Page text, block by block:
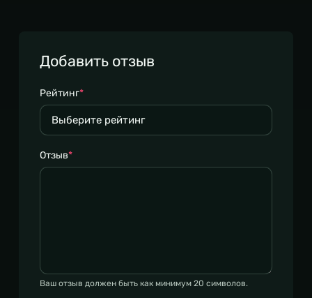
Добавить отзыв
Рейтинг*
Отзыв*
Ваш отзыв должен быть как минимум 20 символов.